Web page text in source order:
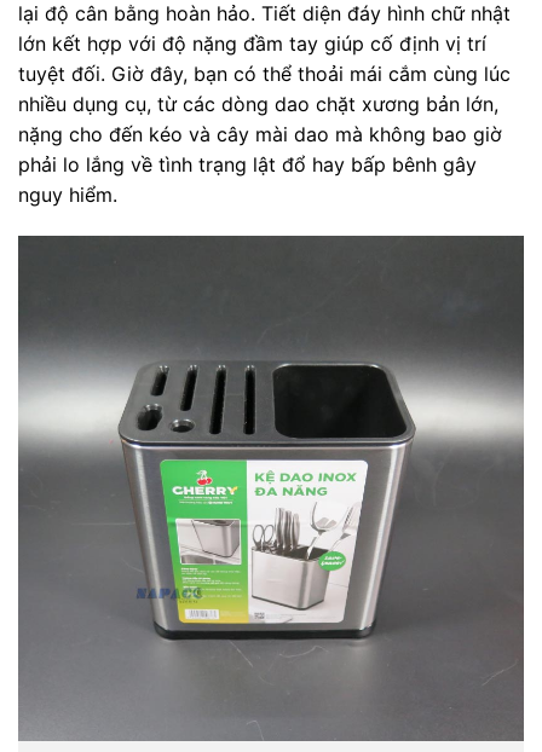
lại độ cân bằng hoàn hảo. Tiết diện đáy hình chữ nhật
lớn kết hợp với độ nặng đầm tay giúp cố định vị trí
tuyệt đối. Giờ đây, bạn có thể thoải mái cắm cùng lúc
nhiều dụng cụ, từ các dòng dao chặt xương bản lớn,
nặng cho đến kéo và cây mài dao mà không bao giờ
phải lo lắng về tình trạng lật đổ hay bấp bênh gây
nguy hiểm.